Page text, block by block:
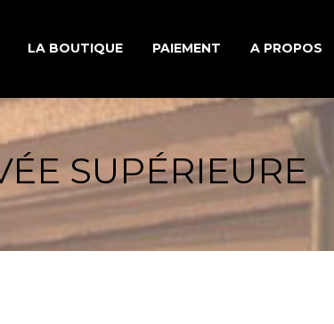
LA BOUTIQUE PAIEMENT A PROPOS
UNE
LE TRAVAIL
CHAMPAGNE
SUPÉRIEURE